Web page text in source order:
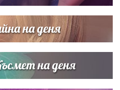
на деня
на деня